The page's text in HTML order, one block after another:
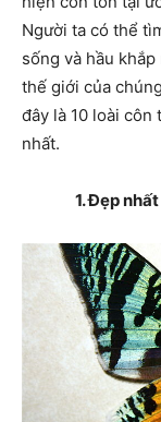
Người ta có thể
sống và hầu
thế giới của
đây là 10 loài
nhất.
1. Đẹp